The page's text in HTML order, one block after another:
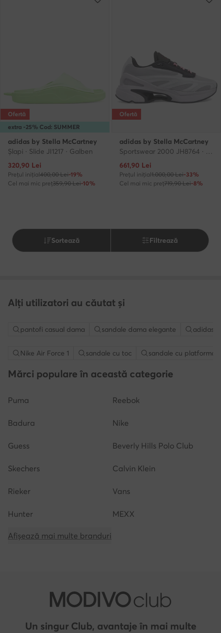
extra -25% Cod: SUMMER
Ofertă
adidas by Stella McCartney
Şlapi · Slide JI1217 · Galben
Prețul actual
320,90 Lei
Prețul inițial400,00 Lei-19%
Cel mai mic preț359,90 Lei-10%
Ofertă
adidas by Stella McCartney
Sportswear 2000 JH8764 · Încălțăminte pentru sală
Prețul actual
661,90 Lei
Prețul inițial1.000,00 Lei-33%
Cel mai mic preț719,90 Lei-8%
Sortează Filtrează
Alți utilizatori au căutat și
pantofi casual dama sandale dama elegante adidasi
Nike Air Force 1 sandale cu toc sandale cu platforma
Mărci populare în această categorie
Puma Reebok
Badura Nike
Guess Beverly Hills Polo Club
Skechers Calvin Klein
Rieker Vans
Hunter MEXX
Afișează mai multe branduri
Un singur Club, avantaje în mai multe